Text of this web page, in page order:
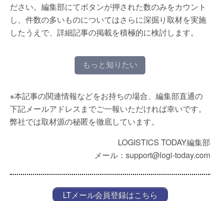
ださい。編集部にてボタンが押された数のみをカウント
し、件数の多いものについてはさらに深掘り取材を実施
したうえで、詳細記事の掲載を積極的に検討します。
もっと知りたい
※本記事の関連情報などをお持ちの場合、編集部直通の
下記メールアドレスまでご一報いただければ幸いです。
弊社では取材源の秘匿を徹底しています。
LOGISTICS TODAY編集部
メール：support@logi-today.com
LTメール会員登録はこちら